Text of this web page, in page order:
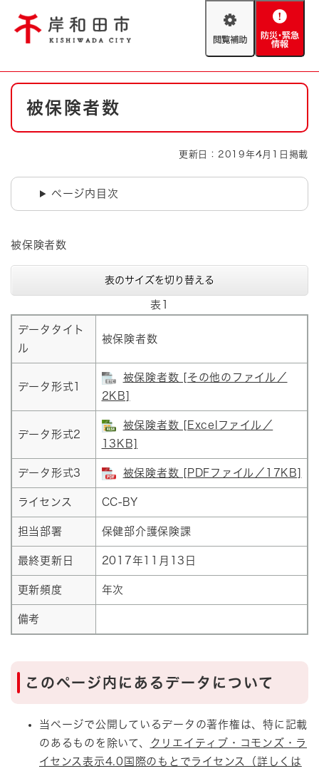
閲
助
防
緊
やさしい日本語
背景色変更 白 黒 青
防災・緊急情報
ハザードマップ AED設置箇所
本
被保険者数
更新日：2019年4月1日掲載
ページ内目次
被保険者数
表のサイズを切り替える
表1
データタイト
ル
被保険者数
データ形式1
被保険者数 [その他のファイル／
2KB]
データ形式2
被保険者数 [Excelファイル／
13KB]
データ形式3 被保険者数 [PDFファイル／17KB]
ライセンス CC-BY
担当部署 保健部介護保険課
最終更新日 2017年11月13日
更新頻度 年次
備考
このページ内にあるデータについて
当ページで公開しているデータの著作権は、特に記載
のあるものを除いて、
クリエイティブ・コモンズ・ラ
イセンス表示4.0国際のもとでライセンス（詳しくは